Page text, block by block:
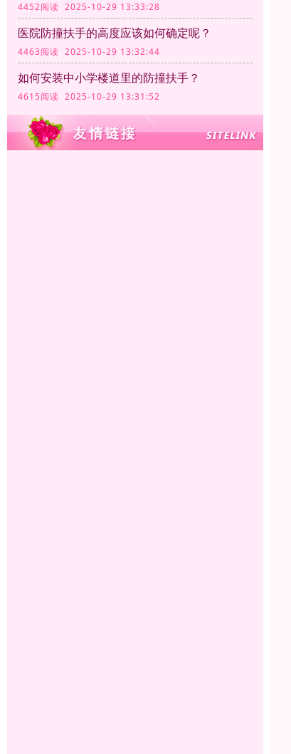
4452阅读 2025-10-29 13:33:28
医院防撞扶手的高度应该如何确定呢？
4463阅读 2025-10-29 13:32:44
如何安装中小学楼道里的防撞扶手？
4615阅读 2025-10-29 13:31:52